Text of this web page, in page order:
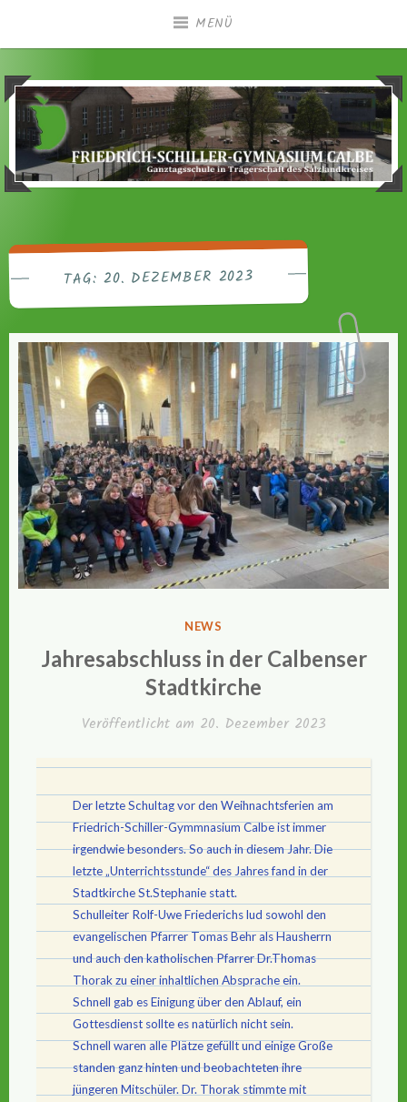
MENÜ
Friedrich-Schiller-
Gymnasium Calbe
Ganztagsgymnasium in Trägerschaft des
Salzlandkreises
TAG:20. DEZEMBER 2023
VERÖFFENTLICHT
NEWS
Jahresabschluss in der Calbenser
Stadtkirche
Veröffentlicht am 20. Dezember 2023
Der letzte Schultag vor den Weihnachtsferien am
Friedrich-Schiller-Gymmnasium Calbe ist immer
irgendwie besonders. So auch in diesem Jahr. Die
letzte „Unterrichtsstunde“ des Jahres fand in der
Stadtkirche St.Stephanie statt.
Schulleiter Rolf-Uwe Friederichs lud sowohl den
evangelischen Pfarrer Tomas Behr als Hausherrn
und auch den katholischen Pfarrer Dr.Thomas
Thorak zu einer inhaltlichen Absprache ein.
Schnell gab es Einigung über den Ablauf, ein
Gottesdienst sollte es natürlich nicht sein.
Schnell waren alle Plätze gefüllt und einige Große
standen ganz hinten und beobachteten ihre
jüngeren Mitschüler. Dr. Thorak stimmte mit